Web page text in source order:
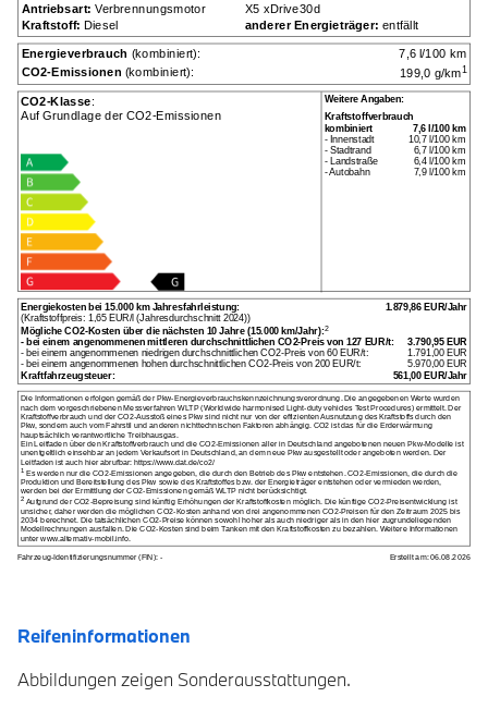
Reifeninformationen
Abbildungen zeigen Sonderausstattungen.